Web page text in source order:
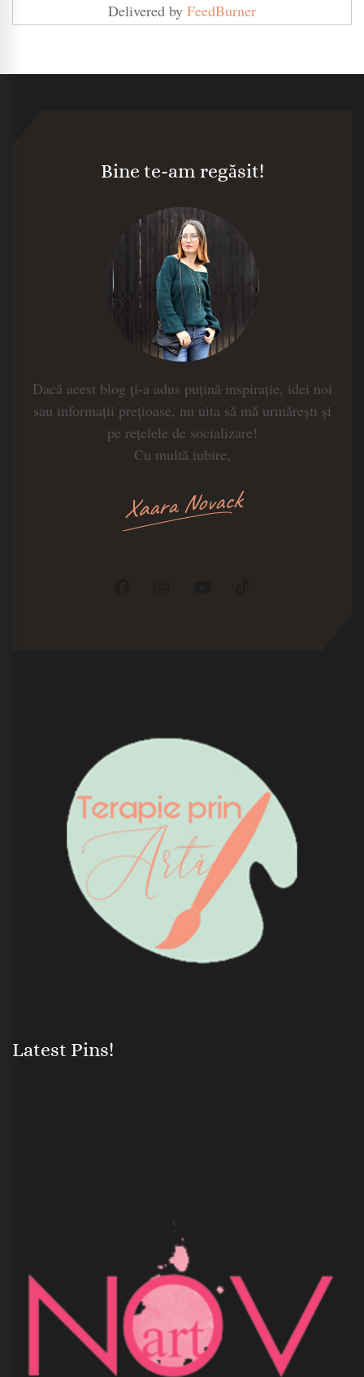
Delivered by FeedBurner
Bine te-am regăsit!
Dacă acest blog ți-a adus puțină inspirație, idei noi
sau informații prețioase, nu uita să mă urmărești și
pe rețelele de socializare!
Cu multă iubire,
Xaara Novack
Latest Pins!